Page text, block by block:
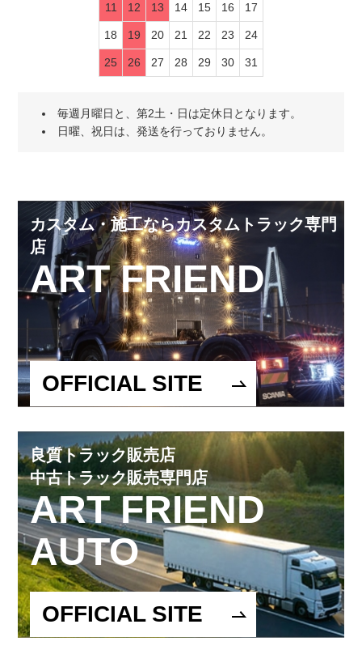
11 12 13 14 15 16 17
18 19 20 21 22 23 24
25 26 27 28 29 30 31
毎週月曜日と、第2土・日は定休日となります。
日曜、祝日は、発送を行っておりません。
カスタム・施工ならカスタムトラック専門
店
ART FRIEND
OFFICIAL SITE
良質トラック販売店
中古トラック販売専門店
ART FRIEND
AUTO
OFFICIAL SITE